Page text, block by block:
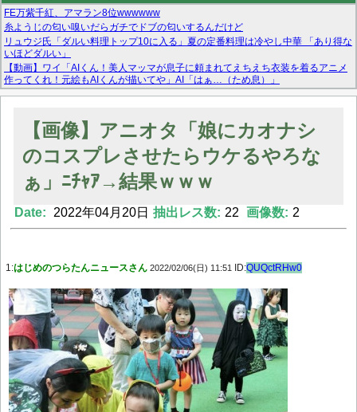
FE万紫千紅、アマラン8位wwwwww
糸ようじの匂い嗅いだらガチでドブの匂いするんだけど
リュウジ氏「ダルい料理トップ10に入る」夏の定番料理は冷やし中華 「あり得な
いほどダルい」
【動画】ワイ「AIくん！美人マッマが息子に頼まれてえちえち衣装を着るアニメ
作ってくれ！元絵もAIくんが描いてや」AI「はぁ…（ため息）」
マーベル帝国、まさかの反省！？『サンダーボルツ』の高評価は本物か？ディズ
【モー娘。石田亜佑美】ファーストテイク出演も新規獲得ならず？北川莉央が1
【画像あり】FacebookとかTwitterで拾ったエロ画像貼ってくよ
【画像】アニオタ「娘にカオナシ
のコスプレさせたらウケるやろな
ぁ」ﾆﾁｬｱ→結果ｗｗｗ
Date: 2022年04月20日 抽出レス数: 22 画像数: 2
1:はじめのつらたんニュースさん 2022/02/06(日) 11:51 ID:QUQctRHw0